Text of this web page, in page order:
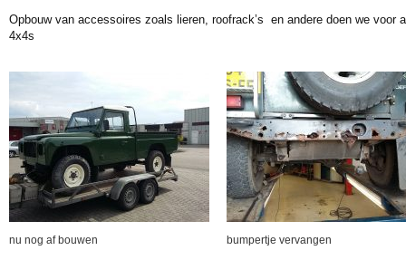
Opbouw van accessoires zoals lieren, roofrack’s en andere doen we voor
4x4s
nu nog af bouwen bumpertje vervangen